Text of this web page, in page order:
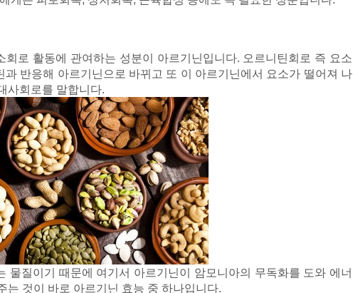
회로 활동에 관여하는 성분이 아르기닌입니다. 오르니틴회로 즉 요소
반응해 아르기닌으로 바뀌고 또 이 아르기닌에서 요소가 떨어져 나
사회로를 말합니다.
물질이기 때문에 여기서 아르기닌이 암모니아의 무독화를 도와 에너
는 것이 바로 아르기닌 효능 중 하나입니다.